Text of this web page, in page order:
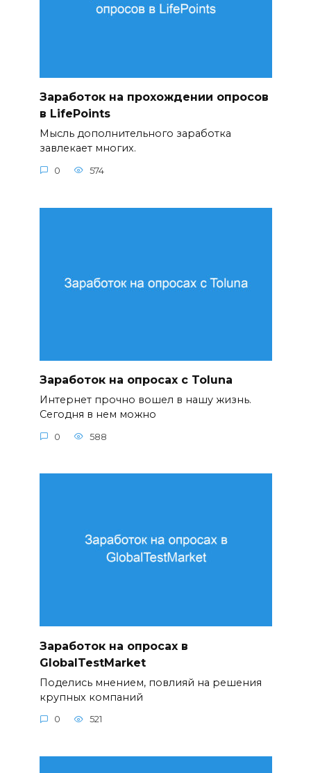
Заработок на прохождении опросов
в LifePoints
Мысль дополнительного заработка
завлекает многих.
0 574
Заработок на опросах с Toluna
Интернет прочно вошел в нашу жизнь.
Сегодня в нем можно
0 588
Заработок на опросах в
GlobalTestMarket
Поделись мнением, повлияй на решения
крупных компаний
0 521